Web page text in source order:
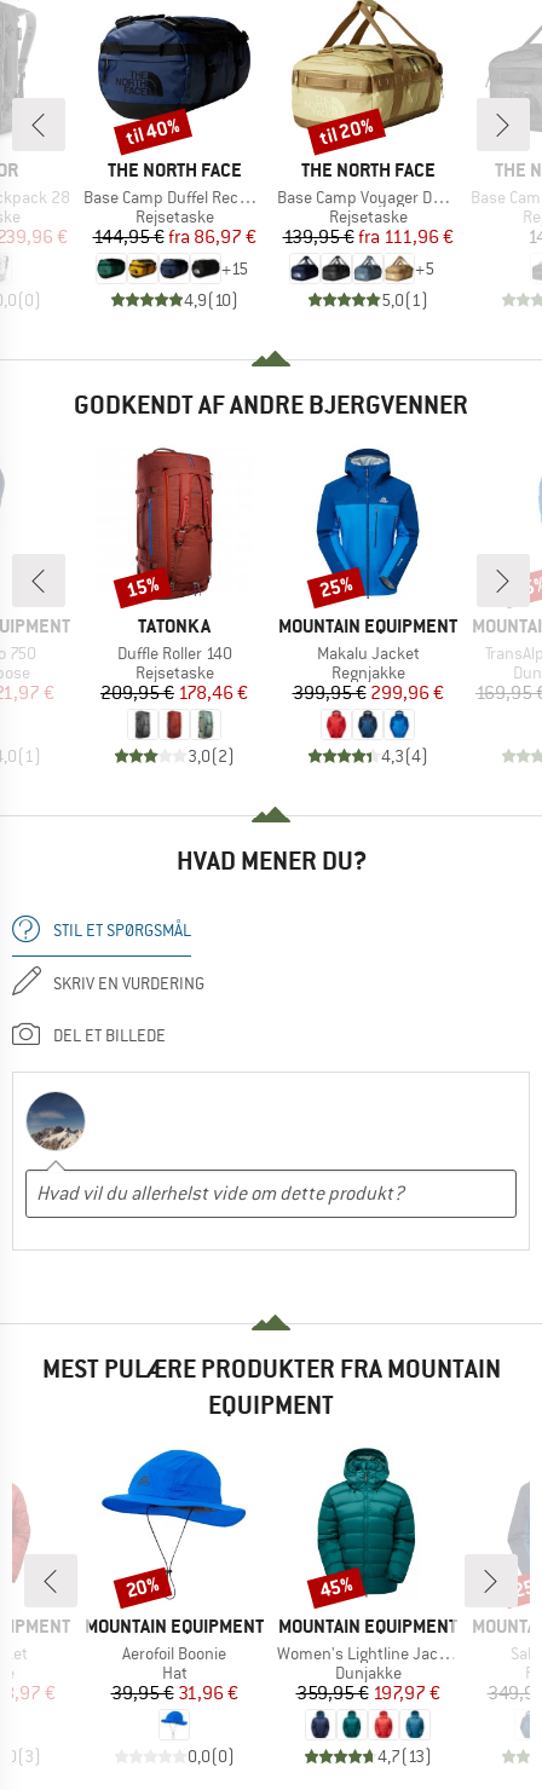
28
pris
€
(0)
MÆRKE
THE NORTH FACE
Artikel
Base Camp Duffel Recycled Small
Produktgruppe
Rejsetaske
Pris
144,95 € Nedsat pris
fra 86,97 €
+15
4,9(10)
Rabat
til 40%
MÆRKE
THE NORTH FACE
Artikel
Base Camp Voyager Duffel 42L
Produktgruppe
Rejsetaske
Pris
139,95 € Nedsat pris
fra 111,96 €
+5
5,0(1 )
Rabat
til 20%
THE
Artikel
Base Camp
GODKENDT AF ANDRE BJERGVENNER
750
pris
€
(1)
MÆRKE
TATONKA
Artikel
Duffle Roller 140
Produktgruppe
Rejsetaske
Pris
209,95 €Nedsat pris
178,46 €
3,0(2)
Rabat
15%
MÆRKE
MOUNTAIN EQUIPMENT
Artikel
Makalu Jacket
Produktgruppe
Regnjakke
Pris
399,95 €Nedsat pris
299,96 €
4,3(4)
Rabat
25%
MÆRKE
Artikel
169,95
HVAD MENER DU?
STIL ET SPØRGSMÅL
SKRIV EN VURDERING
DEL ET BILLEDE
MEST PULÆRE PRODUKTER FRA MOUNTAIN
EQUIPMENT
pris
€
(3)
MÆRKE
MOUNTAIN EQUIPMENT
Artikel
Aerofoil Boonie
Produktgruppe
Hat
Pris
39,95 €Nedsat pris
31,96 €
0,0(0)
Rabat
20%
MÆRKE
MOUNTAIN EQUIPMENT
Artikel
Women's Lightline Jacket
Produktgruppe
Dunjakke
Pris
359,95 €Nedsat pris
197,97 €
4,7(13)
Rabat
45%
MÆRKE